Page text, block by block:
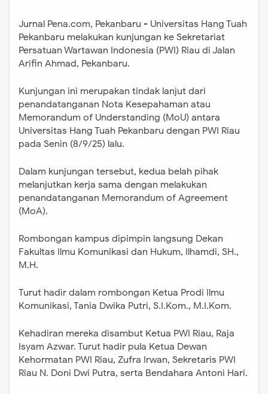
Jurnal Pena.com, Pekanbaru - Universitas Hang Tuah
Pekanbaru melakukan kunjungan ke Sekretariat
Persatuan Wartawan Indonesia (PWI) Riau di Jalan
Arifin Ahmad, Pekanbaru.
Kunjungan ini merupakan tindak lanjut dari
penandatanganan Nota Kesepahaman atau
Memorandum of Understanding (MoU) antara
Universitas Hang Tuah Pekanbaru dengan PWI Riau
pada Senin (8/9/25) lalu.
Dalam kunjungan tersebut, kedua belah pihak
melanjutkan kerja sama dengan melakukan
penandatanganan Memorandum of Agreement
(MoA).
Rombongan kampus dipimpin langsung Dekan
Fakultas Ilmu Komunikasi dan Hukum, Ilhamdi, SH.,
M.H.
Turut hadir dalam rombongan Ketua Prodi Ilmu
Komunikasi, Tania Dwika Putri, S.I.Kom., M.I.Kom.
Kehadiran mereka disambut Ketua PWI Riau, Raja
Isyam Azwar. Turut hadir pula Ketua Dewan
Kehormatan PWI Riau, Zufra Irwan, Sekretaris PWI
Riau N. Doni Dwi Putra, serta Bendahara Antoni Hari.